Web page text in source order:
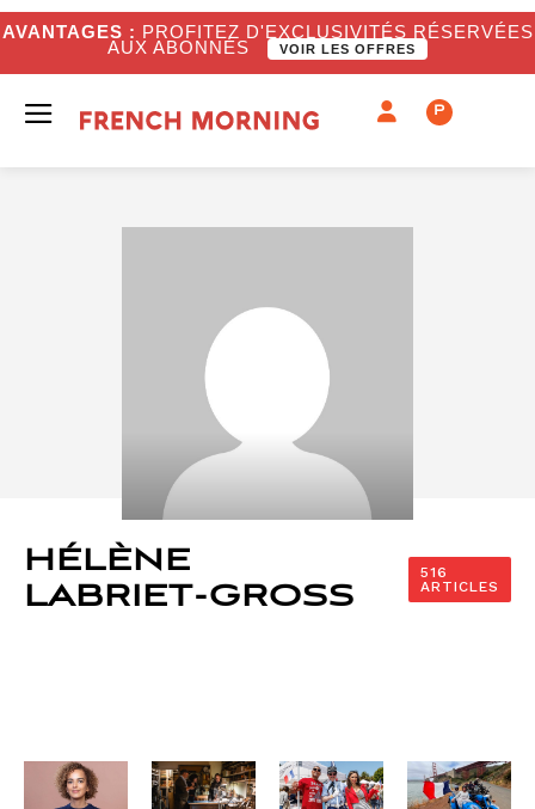
AVANTAGES : PROFITEZ D'EXCLUSIVITÉS RÉSERVÉES
AUX ABONNÉS VOIR LES OFFRES
P
HÉLÈNE
LABRIET-GROSS
516
ARTICLES